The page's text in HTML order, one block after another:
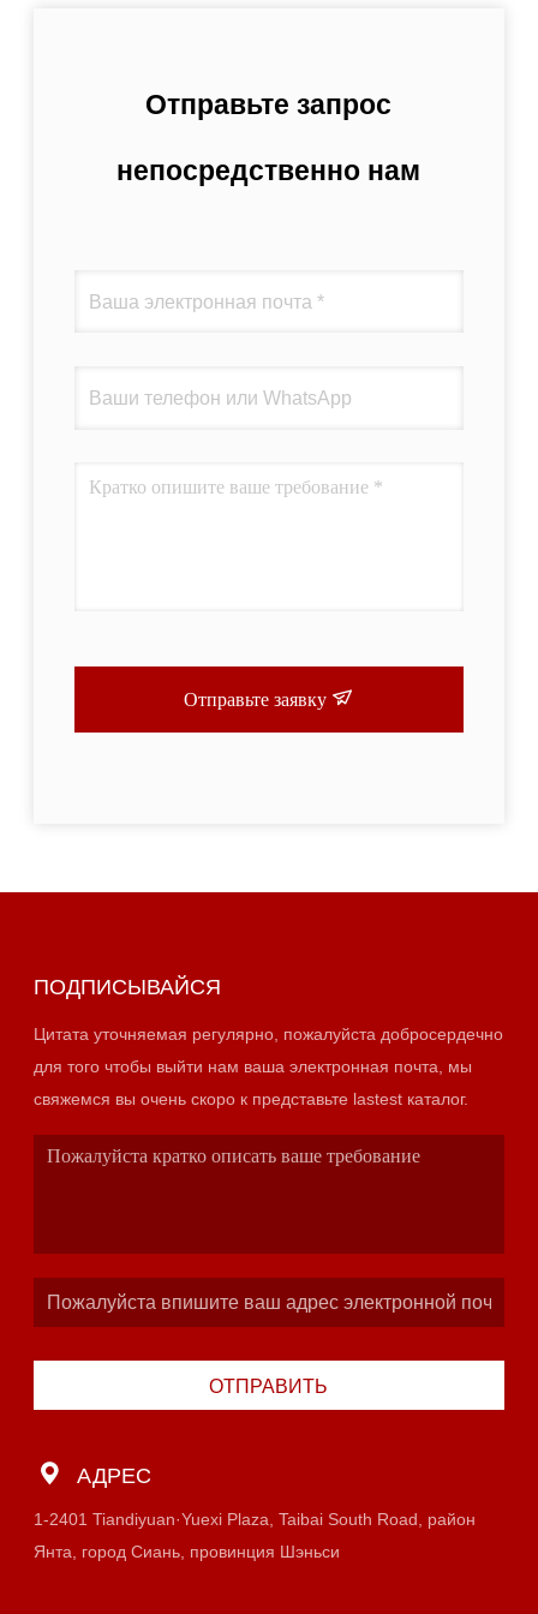
Отправьте запрос
непосредственно нам
Отправьте заявку
ПОДПИСЫВАЙСЯ
Цитата уточняемая регулярно, пожалуйста добросердечно
для того чтобы выйти нам ваша электронная почта, мы
свяжемся вы очень скоро к представьте lastest каталог.
ОТПРАВИТЬ
АДРЕС
1-2401 Tiandiyuan·Yuexi Plaza, Taibai South Road, район
Янта, город Сиань, провинция Шэньси